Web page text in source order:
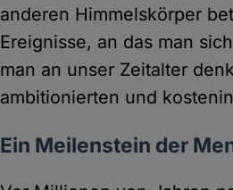
anderen Himmelskörper
Ereignisse, an das man
man an unser Zeitalter
ambitionierten und
Ein Meilenstein der